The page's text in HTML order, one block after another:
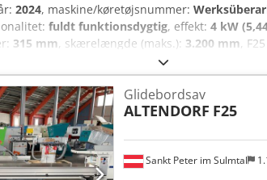
2024, maskine/køretøjsnummer:
fuldt funktionsdygtig, effekt: 4 kW
315 mm, skærelængde (maks.): 3.200 mm,
af savklingen med digital visning - Motoreffekt 4
bordlængde 3.200 mm - Vinkel- og
mm, maks. klingefremspring 104 mm -
Rms Aarsf Udstyrspakke Type 6 -
- Spalteknivudsugning - Forberedelse til
Sankt Peter im Sulmtal
Glidebordsav
ALTENDORF F25